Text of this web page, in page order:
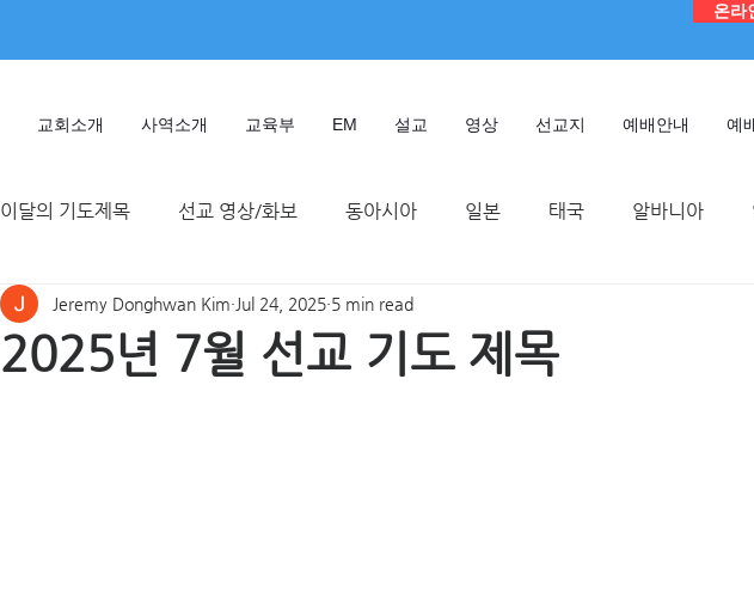
교회소개 사역소개 교육부 EM 설교 영상 선교지 예배안내 예
온라
이달의 기도제목 선교 영상/화보 동아시아 일본 태국 알바니아
불가리아 | 터키 독일 대만 디모데 성경 연구원
2025년 7월 선교 기도 제목
Jeremy Donghwan Kim Jul 24, 2025 5 min read